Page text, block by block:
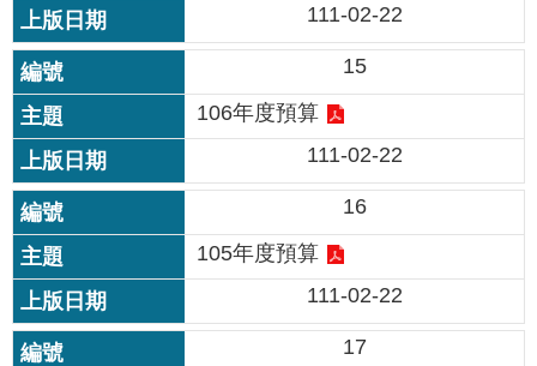
權
及
網
站
安
全
政
策
著
作
權
聲
明
111-02-22
15
106年度預算
111-02-22
16
105年度預算
111-02-22
17